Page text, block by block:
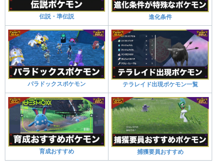
伝説・準伝説 進化条件
パラドックスポケモン テラレイド出現ポケモン一覧
育成おすすめ 捕獲要員おすすめ